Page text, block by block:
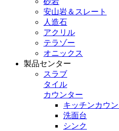
安山岩＆スレート
人造石
アクリル
テラゾー
オニックス
製品センター
スラブ
タイル
カウンター
キッチンカウ
洗面台
シンク